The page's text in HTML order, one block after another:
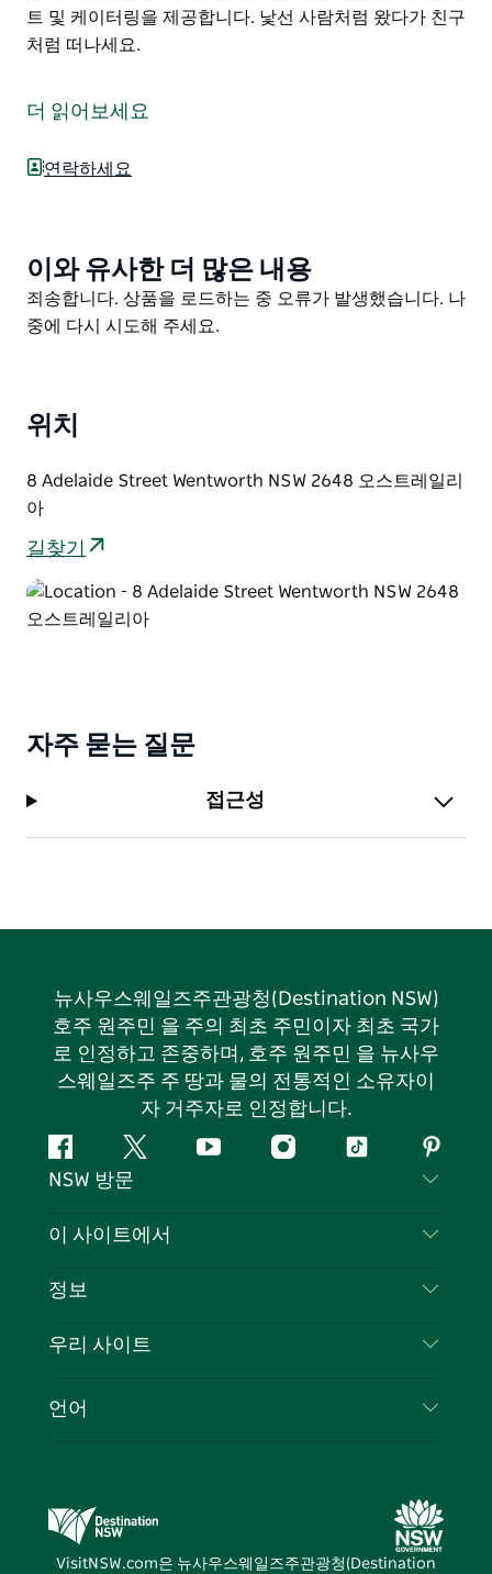
트 및 케이터링을 제공합니다. 낯선 사람처럼 왔다가 친구
처럼 떠나세요.
웬트워스 유산에 깊이 뿌리내린 아름다운 건물에 자리 잡
젬 내비게이션(Gem Navigation Co.)은 웬트워스 최초의
빈티지한 분위기와 아늑한 분위기를 자랑하는 이 레스토
랑은 훌륭한 커피와 음식 음악 이벤트 및 케이터링을 제공
더 읽어보세요
연락하세요
Product
List
이와 유사한 더 많은 내용
Product
List
죄송합니다. 상품을 로드하는 중 오류가 발생했습니다. 나
중에 다시 시도해 주세요.
위치
8 Adelaide Street Wentworth NSW 2648 오스트레일리
아
길찾기
자주 묻는 질문
접근성
뉴사우스웨일즈주관광청(Destination NSW)
호주 원주민 을 주의 최초 주민이자 최초 국가
로 인정하고 존중하며, 호주 원주민 을 뉴사우
스웨일즈주 주 땅과 물의 전통적인 소유자이
자 거주자로 인정합니다.
페
이
북
지
다
유
인
틱
핀
터
스
NSW 방문
문의하기
쿠키 고지
이 사이트에서
목적지
이벤트
정보
여행 정보
뉴사우스웨일즈주 의 사업
우리 사이트
뉴사우스웨일즈주관광청(Destination NSW) 미디
어 센터
언어
VisitNSW.com은 뉴사우스웨일즈주관광청(Destination